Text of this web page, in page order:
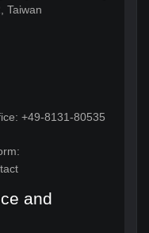
Taiwan
+49-8131-80535
and